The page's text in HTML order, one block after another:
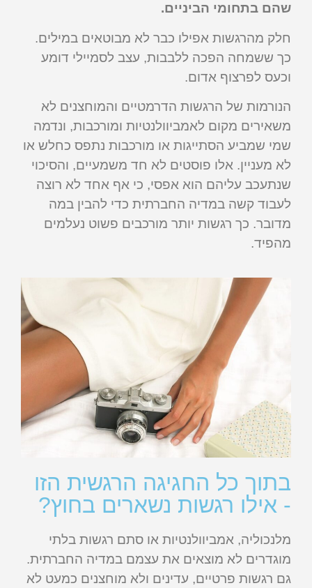
שהם בתחומי הביניים.
חלק מהרגשות אפילו כבר לא מבוטאים במילים.
כך ששמחה הפכה ללבבות, עצב לסמיילי דומע
וכעס לפרצוף אדום.
הנורמות של הרגשות הדרמטיים והמוחצנים לא
משאירים מקום לאמביוולנטיות ומורכבות, ונדמה
שמי שמביע הסתייגות או מורכבות נתפס כחלש או
לא מעניין. אלו פוסטים לא חד משמעיים, והסיכוי
שנתעכב עליהם הוא אפסי, כי אף אחד לא רוצה
לעבוד קשה במדיה החברתית כדי להבין במה
מדובר. כך רגשות יותר מורכבים פשוט נעלמים
מהפיד.
בתוך כל החגיגה הרגשית הזו
- אילו רגשות נשארים בחוץ?
מלנכוליה, אמביוולנטיות או סתם רגשות בלתי
מוגדרים לא מוצאים את עצמם במדיה החברתית.
גם רגשות פרטיים, עדינים ולא מוחצנים כמעט לא